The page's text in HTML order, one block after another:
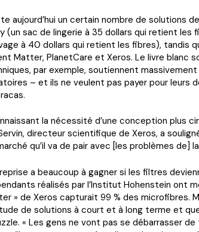
aujourd’hui un certain nombre de solutions
(un sac de lingerie à 35 dollars qui retient les
à 40 dollars qui retient les fibres), tandis
Matter, PlanetCare et Xeros. Le livre blanc
par exemple, soutiennent
– et ils ne veulent pas payer pour leurs
la nécessité d’une conception plus
directeur scientifique de Xeros, a
qu’il va de pair avec [les problèmes de]
a beaucoup à gagner si les filtres
réalisés par l’Institut Hohenstein ont
» de Xeros capturait 99 % des microfibres.
de solutions à court et à long terme et
« Les gens ne vont pas se débarrasser